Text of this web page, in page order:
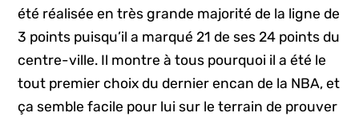
été réalisée en très grande majorité de la ligne de
3 points puisqu’il a marqué 21 de ses 24 points du
centre-ville. Il montre à tous pourquoi il a été le
tout premier choix du dernier encan de la NBA, et
ça semble facile pour lui sur le terrain de prouver